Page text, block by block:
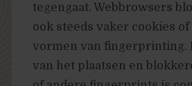
tegengaat. Webbrowsers
ook steeds vaker cookies of
vormen van fingerprinting.
van het plaatsen en